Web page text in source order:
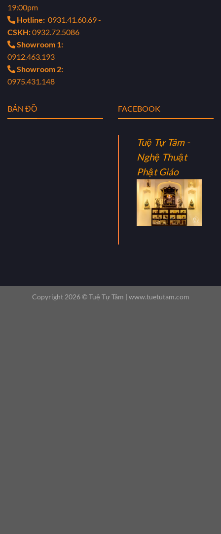
19:00pm
Hotline: 0931.41.60.69 -
CSKH:0932.72.5086
Showroom 1:
0912.463.193
Showroom 2:
0975.431.148
BẢN ĐỒ FACEBOOK
Tuệ Tự Tâm -
Nghệ Thuật
Phật Giáo
Copyright 2026 ©Tuệ Tự Tâm | www.tuetutam.com